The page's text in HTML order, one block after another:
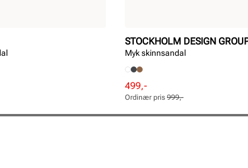
STOCKHOLM DESIGN
Myk skinnsandal
Rabattert
pris
Pris
499,-
Ordinær
pris
Pris
Ordinær pris 999,-